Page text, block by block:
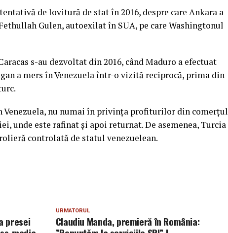
de lovitură de stat în 2016, despre care Ankara a
Gulen, autoexilat în SUA, pe care Washingtonul
s-au dezvoltat din 2016, când Maduro a efectuat
a mers în Venezuela într-o vizită reciprocă, prima din
Venezuela, nu numai în privinţa profiturilor din comerțul
unde este rafinat şi apoi returnat. De asemenea, Turcia
controlată de statul venezuelean.
URMATORUL
Claudiu Manda, premieră în România:
presei